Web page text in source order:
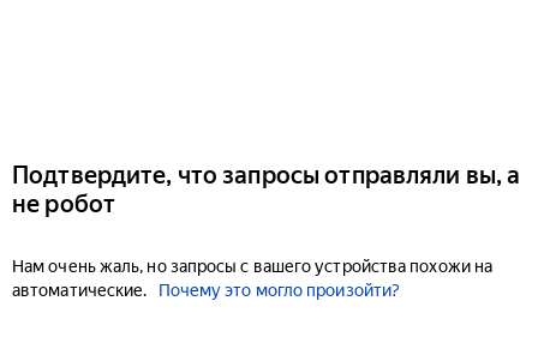
Подтвердите, что запросы отправляли вы, а
не робот
Нам очень жаль, но запросы с вашего устройства похожи на
автоматические.
Почему это могло произойти?